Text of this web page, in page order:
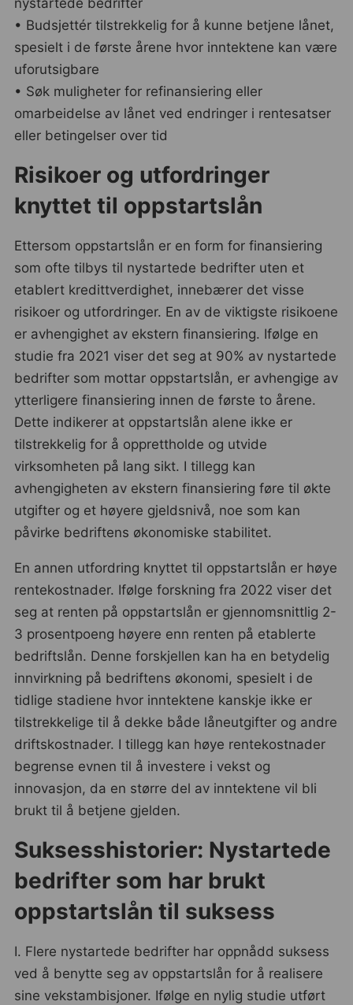
nystartede bedrifter
• Budsjettér tilstrekkelig for å kunne betjene lånet,
spesielt i de første årene hvor inntektene kan være
uforutsigbare
• Søk muligheter for refinansiering eller
omarbeidelse av lånet ved endringer i rentesatser
eller betingelser over tid
Risikoer og utfordringer
knyttet til oppstartslån
Ettersom oppstartslån er en form for finansiering
som ofte tilbys til nystartede bedrifter uten et
etablert kredittverdighet, innebærer det visse
risikoer og utfordringer. En av de viktigste risikoene
er avhengighet av ekstern finansiering. Ifølge en
studie fra 2021 viser det seg at 90% av nystartede
bedrifter som mottar oppstartslån, er avhengige av
ytterligere finansiering innen de første to årene.
Dette indikerer at oppstartslån alene ikke er
tilstrekkelig for å opprettholde og utvide
virksomheten på lang sikt. I tillegg kan
avhengigheten av ekstern finansiering føre til økte
utgifter og et høyere gjeldsnivå, noe som kan
påvirke bedriftens økonomiske stabilitet.
En annen utfordring knyttet til oppstartslån er høye
rentekostnader. Ifølge forskning fra 2022 viser det
seg at renten på oppstartslån er gjennomsnittlig 2-
3 prosentpoeng høyere enn renten på etablerte
bedriftslån. Denne forskjellen kan ha en betydelig
innvirkning på bedriftens økonomi, spesielt i de
tidlige stadiene hvor inntektene kanskje ikke er
tilstrekkelige til å dekke både låneutgifter og andre
driftskostnader. I tillegg kan høye rentekostnader
begrense evnen til å investere i vekst og
innovasjon, da en større del av inntektene vil bli
brukt til å betjene gjelden.
Suksesshistorier: Nystartede
bedrifter som har brukt
oppstartslån til suksess
I. Flere nystartede bedrifter har oppnådd suksess
ved å benytte seg av oppstartslån for å realisere
sine vekstambisjoner. Ifølge en nylig studie utført